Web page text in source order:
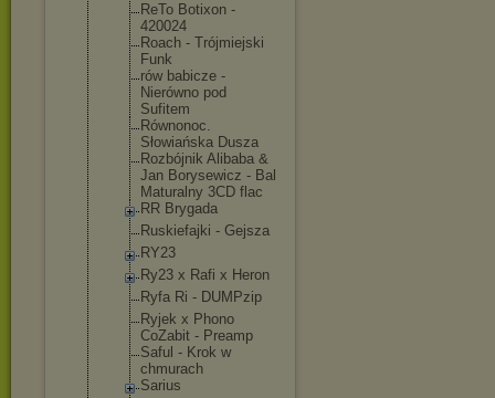
ReTo Botixon -
420024
Roach - Trójmiejski
Funk
rów babicze -
Nierówno pod
Sufitem
Równonoc.
Słowiańska Dusza
Rozbójnik Alibaba &
Jan Borysewicz - Bal
Maturalny 3CD flac
RR Brygada
Ruskiefajki - Gejsza
RY23
Ry23 x Rafi x Heron
Ryfa Ri - DUMPzip
Ryjek x Phono
CoZabit - Preamp
Saful - Krok w
chmurach
Sarius